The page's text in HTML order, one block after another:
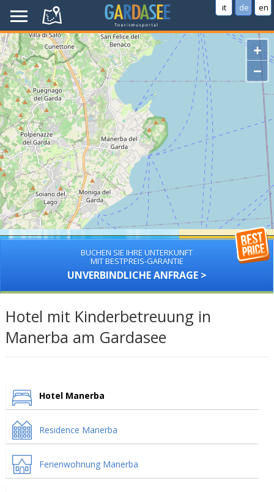
it de en
+
−
BUCHEN SIE IHRE UNTERKUNFT
MIT BESTPREIS-GARANTIE
UNVERBINDLICHE ANFRAGE >
Hotel mit Kinderbetreuung in
Manerba am Gardasee
Hotel Manerba
Residence Manerba
Ferienwohnung Manerba